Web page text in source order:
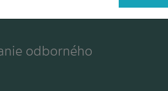
odborného